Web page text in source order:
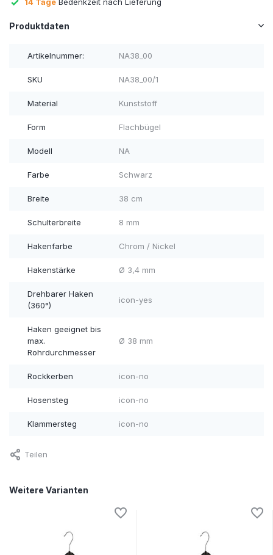
Produktdaten
Artikelnummer: NA38_00
SKU NA38_00/1
Material Kunststoff
Form Flachbügel
Modell NA
Farbe Schwarz
Breite 38 cm
Schulterbreite 8 mm
Hakenfarbe Chrom / Nickel
Hakenstärke Ø 3,4 mm
Drehbarer Haken
(360°)
icon-yes
Haken geeignet bis
max.
Rohrdurchmesser
Ø 38 mm
Rockkerben icon-no
Hosensteg icon-no
Klammersteg icon-no
Teilen
Weitere Varianten